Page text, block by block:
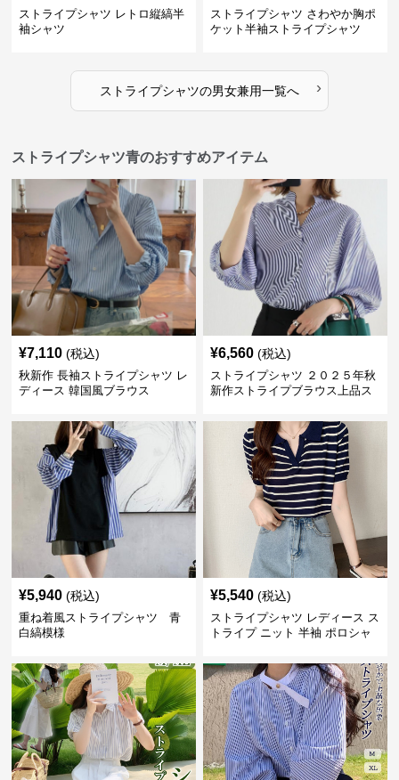
ストライプシャツ レトロ縦縞半
袖シャツ
ストライプシャツ さわやか胸ポ
ケット半袖ストライプシャツ
ストライプシャツの男女兼用一覧へ ›
ストライプシャツ青のおすすめアイテム
¥7,110 (税込)
秋新作 長袖ストライプシャツ レ
ディース 韓国風ブラウス
¥6,560 (税込)
ストライプシャツ ２０２５年秋
新作ストライプブラウス上品ス
¥5,940 (税込)
重ね着風ストライプシャツ 青
白縞模様
¥5,540 (税込)
ストライプシャツ レディース ス
トライプ ニット 半袖 ポロシャ